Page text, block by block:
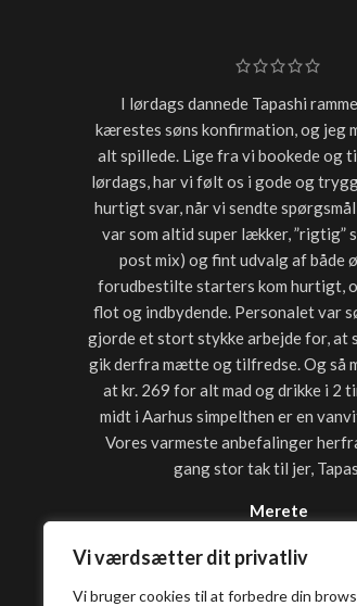
Vi værdsætter dit privatliv
Vi bruger cookies til at forbedre din
I lørdags dannede Tapashi
kærestes søns konfirmation, og jeg
alt spillede. Lige fra vi bookede og
lørdags, har vi følt os i gode og
hurtigt svar, når vi sendte spørgsmål
var som altid super lækker, ”rigtig”
post mix) og fint udvalg af både
forudbestilte starters kom hurtigt,
flot og indbydende. Personalet var
gjorde et stort stykke arbejde for, at
gik derfra mætte og tilfredse. Og så
at kr. 269 for alt mad og drikke i 2
midt i Aarhus simpelthen er en
Vores varmeste anbefalinger
gang stor tak til jer,
Merete